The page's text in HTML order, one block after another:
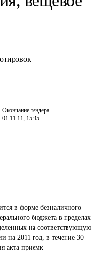
Окончание тендера
01.11.11, 15:35
в форме безналичного
бюджета в пределах
на соответствующую
на 2011 год, в течение 30
акта приемк